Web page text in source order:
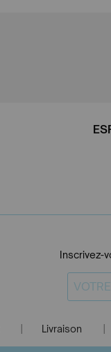
Inscrivez-
Livraison